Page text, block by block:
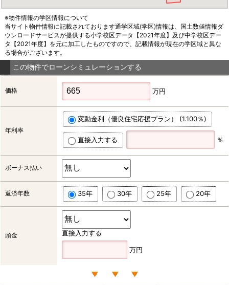
※物件情報の学区情報について
当サイト物件情報に記載されております通学区域(学区)情報は、国土数値情報ダ
ウンロードサービスが提供する小学校区データ【2021年度】及び中学校区デー
タ【2021年度】を元に加工したものですので、記載情報が現在の学区域と異な
る場合がございます。
この物件でローンシミュレーションする
価格 万円
年利率
変動金利（優良住宅応援プラン） (1.100％)
直接入力する ％
ボーナス払い
返済年数 35年 30年 25年 20年
頭金 直接入力する
万円